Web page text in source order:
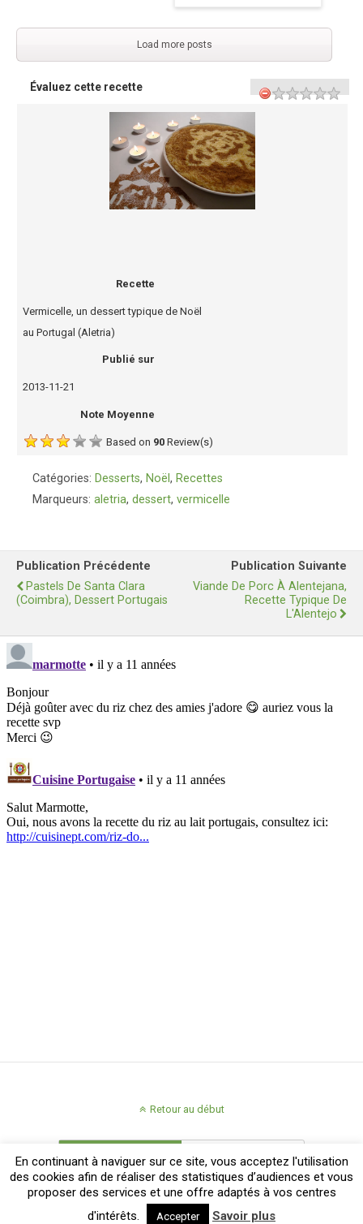
Load more posts
Évaluez cette recette
Recette
Vermicelle, un dessert typique de Noël
au Portugal (Aletria)
Publié sur
2013-11-21
Note Moyenne
Based on 90 Review(s)
Catégories: Desserts, Noël, Recettes
Marqueurs: aletria, dessert, vermicelle
Publication Précédente
Pastels De Santa Clara
(Coimbra), Dessert Portugais
Publication Suivante
Viande De Porc À Alentejana,
Recette Typique De
L'Alentejo
Retour au début
En continuant à naviguer sur ce site, vous acceptez l'utilisation
des cookies afin de réaliser des statistiques d’audiences et vous
proposer des services et une offre adaptés à vos centres
d'intérêts.
Accepter Savoir plus